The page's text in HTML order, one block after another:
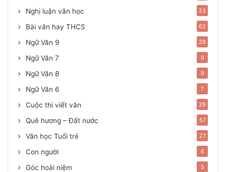
Nghị luận văn học 23
Bài văn hay THCS 62
Ngữ Văn 9 28
Ngữ Văn 7 9
Ngữ Văn 8 9
Ngữ Văn 6 7
Cuộc thi viết văn 29
Quê hương – Đất nước 57
Văn học Tuổi trẻ 27
Con người 6
Góc hoài niệm 5